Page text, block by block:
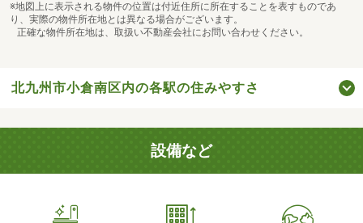
※地図上に表示される物件の位置は付近住所に所在することを表すものであ
り、実際の物件所在地とは異なる場合がございます。
正確な物件所在地は、取扱い不動産会社にお問い合わせください。
北九州市小倉南区内の各駅の住みやすさ
設備など